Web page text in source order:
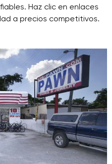
Haz clic en enlaces
a precios competitivos.